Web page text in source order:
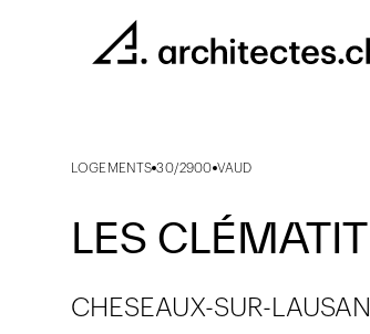
LOGEMENTS 30/2900 VAUD
LES
CHESEAUX-SUR-